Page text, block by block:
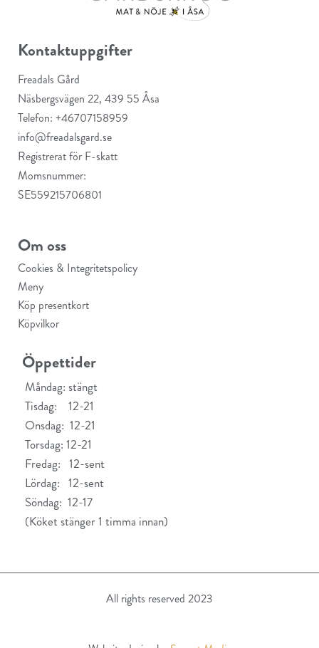
Kontaktuppgifter
Freadals Gård
Näsbergsvägen 22, 439 55 Åsa
Telefon: +46707158959
info@freadalsgard.se
Registrerat för F-skatt
Momsnummer:
SE559215706801
Om oss
Cookies & Integritetspolicy
Meny
Köp presentkort
Köpvilkor
Öppettider
Måndag: stängt
Tisdag: 12-21
Onsdag: 12-21
Torsdag: 12-21
Fredag: 12-sent
Lördag: 12-sent
Söndag: 12-17
(Köket stänger 1 timma innan)
All rights reserved 2023